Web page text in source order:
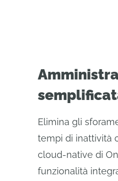
Elimina gli
tempi di inattività
cloud-native di
funzionalità